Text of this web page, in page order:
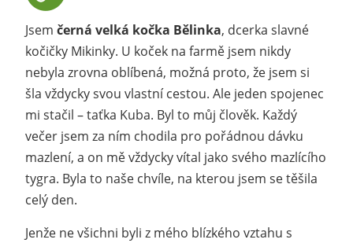
Jsem černá velká kočka Bělinka, dcerka slavné
kočičky Mikinky. U koček na farmě jsem nikdy
nebyla zrovna oblíbená, možná proto, že jsem si
šla vždycky svou vlastní cestou. Ale jeden spojenec
mi stačil – taťka Kuba. Byl to můj člověk. Každý
večer jsem za ním chodila pro pořádnou dávku
mazlení, a on mě vždycky vítal jako svého mazlícího
tygra. Byla to naše chvíle, na kterou jsem se těšila
celý den.
Jenže ne všichni byli z mého blízkého vztahu s